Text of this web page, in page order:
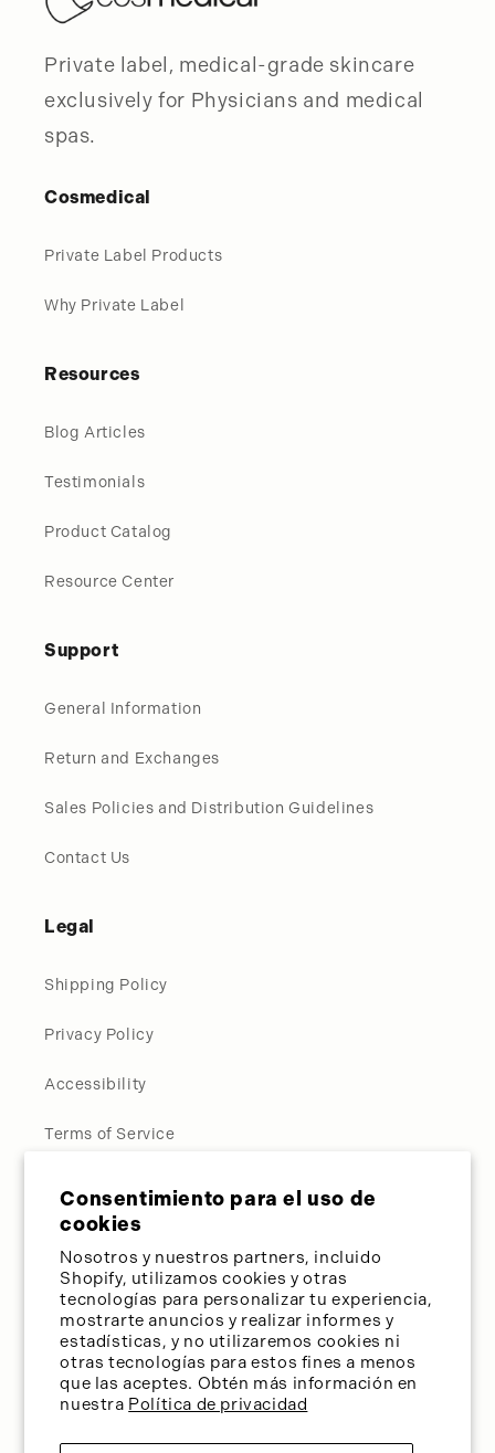
Consentimiento para el uso de
cookies
Nosotros y nuestros partners, incluido
Shopify, utilizamos cookies y otras
tecnologías para personalizar tu experiencia,
mostrarte anuncios y realizar informes y
estadísticas, y no utilizaremos cookies ni
otras tecnologías para estos fines a menos
que las aceptes. Obtén más información en
nuestra Política de privacidad
Cosmedical
Private Label Products
Why Private Label
Resources
Blog Articles
Testimonials
Product Catalog
Resource Center
Support
General Information
Return and Exchanges
Sales Policies and Distribution Guidelines
Contact Us
Legal
Shipping Policy
Privacy Policy
Accessibility
Terms of Service
Private label, medical-grade skincare
exclusively for Physicians and medical
spas.
Contact Us
Call Us Directly:954-587-8989
Toll Free:800-275-3627
Send Us An Email:support@cosmedical.co